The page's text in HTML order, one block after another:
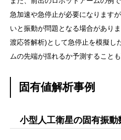
急加速や急停止が必要になります
いと振動が問題となる場合があり
渡応答解析)として急停止を模擬し
ムの先端が揺れるか予測することも
固有値解析事例
小型人工衛星の固有振